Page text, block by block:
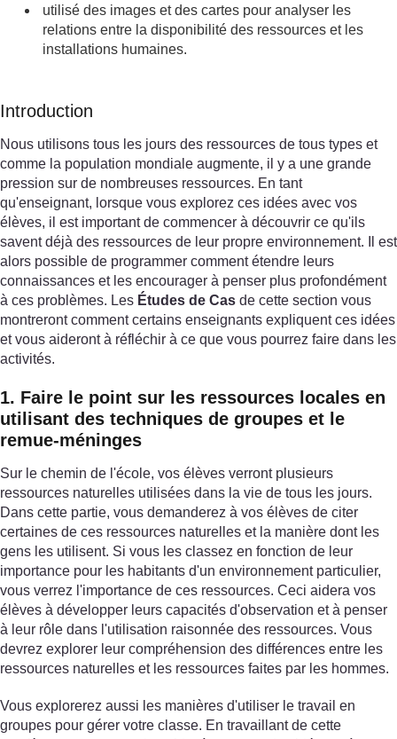
utilisé des images et des cartes pour analyser les
relations entre la disponibilité des ressources et les
installations humaines.
Introduction
Nous utilisons tous les jours des ressources de tous types et
comme la population mondiale augmente, il y a une grande
pression sur de nombreuses ressources. En tant
qu'enseignant, lorsque vous explorez ces idées avec vos
élèves, il est important de commencer à découvrir ce qu'ils
savent déjà des ressources de leur propre environnement. Il est
alors possible de programmer comment étendre leurs
connaissances et les encourager à penser plus profondément
à ces problèmes. Les Études de Cas de cette section vous
montreront comment certains enseignants expliquent ces idées
et vous aideront à réfléchir à ce que vous pourrez faire dans les
activités.
1. Faire le point sur les ressources locales en
utilisant des techniques de groupes et le
remue-méninges
Sur le chemin de l'école, vos élèves verront plusieurs
ressources naturelles utilisées dans la vie de tous les jours.
Dans cette partie, vous demanderez à vos élèves de citer
certaines de ces ressources naturelles et la manière dont les
gens les utilisent. Si vous les classez en fonction de leur
importance pour les habitants d'un environnement particulier,
vous verrez l'importance de ces ressources. Ceci aidera vos
élèves à développer leurs capacités d'observation et à penser
à leur rôle dans l'utilisation raisonnée des ressources. Vous
devrez explorer leur compréhension des différences entre les
ressources naturelles et les ressources faites par les hommes.
Vous explorerez aussi les manières d'utiliser le travail en
groupes pour gérer votre classe. En travaillant de cette